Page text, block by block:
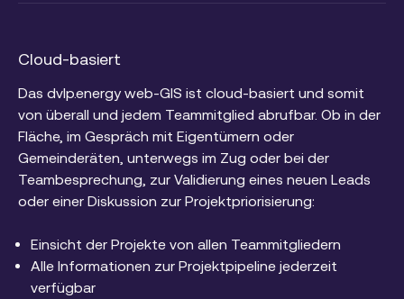
Cloud-basiert
Das dvlp.energy web-GIS ist cloud-basiert und somit
von überall und jedem Teammitglied abrufbar. Ob in der
Fläche, im Gespräch mit Eigentümern oder
Gemeinderäten, unterwegs im Zug oder bei der
Teambesprechung, zur Validierung eines neuen Leads
oder einer Diskussion zur Projektpriorisierung:
Einsicht der Projekte von allen Teammitgliedern
Alle Informationen zur Projektpipeline jederzeit
verfügbar